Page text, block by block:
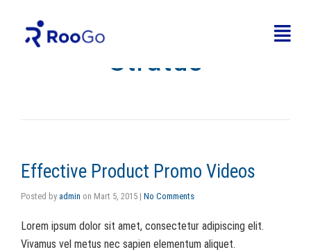
Stratus
Effective Product Promo Videos
Posted by admin on Mart 5, 2015 | No Comments
Lorem ipsum dolor sit amet, consectetur adipiscing elit.
Vivamus vel metus nec sapien elementum aliquet.